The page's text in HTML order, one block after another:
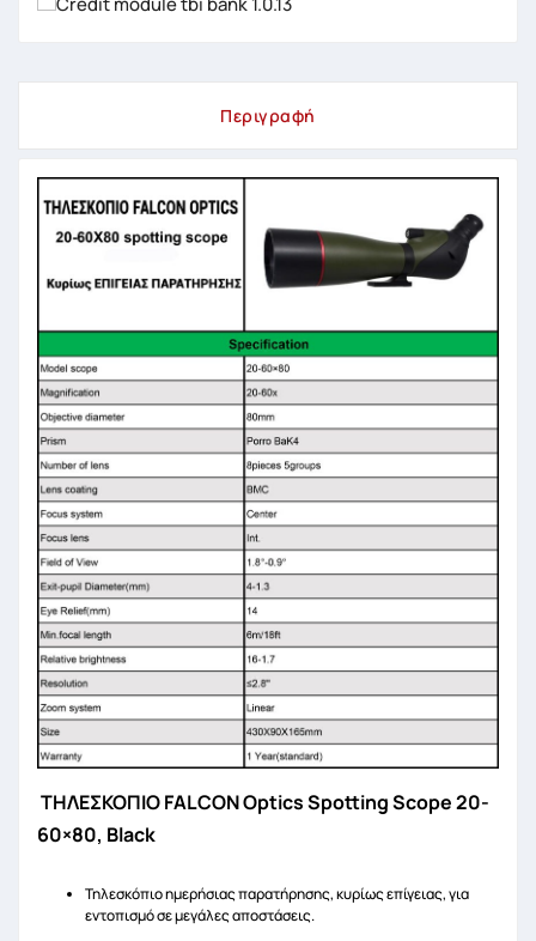
Περιγραφή
ΤΗΛΕΣΚΟΠΙΟ FALCON Optics Spotting Scope 20-
60×80, Black
Τηλεσκόπιο ημερήσιας παρατήρησης, κυρίως επίγειας, για
εντοπισμό σε μεγάλες αποστάσεις.